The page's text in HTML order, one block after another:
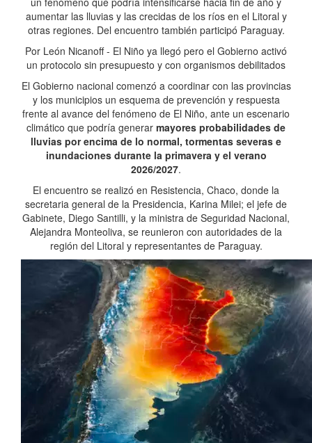
aumentar las lluvias y las crecidas de los ríos en el Litoral y
otras regiones. Del encuentro también participó Paraguay.
Por León Nicanoff - El Niño ya llegó pero el Gobierno activó
un protocolo sin presupuesto y con organismos debilitados
El Gobierno nacional comenzó a coordinar con las provincias
y los municipios un esquema de prevención y respuesta
frente al avance del fenómeno de El Niño, ante un escenario
climático que podría generar mayores probabilidades de
lluvias por encima de lo normal, tormentas severas e
inundaciones durante la primavera y el verano
2026/2027.
El encuentro se realizó en Resistencia, Chaco, donde la
secretaria general de la Presidencia, Karina Milei; el jefe de
Gabinete, Diego Santilli, y la ministra de Seguridad Nacional,
Alejandra Monteoliva, se reunieron con autoridades de la
región del Litoral y representantes de Paraguay.